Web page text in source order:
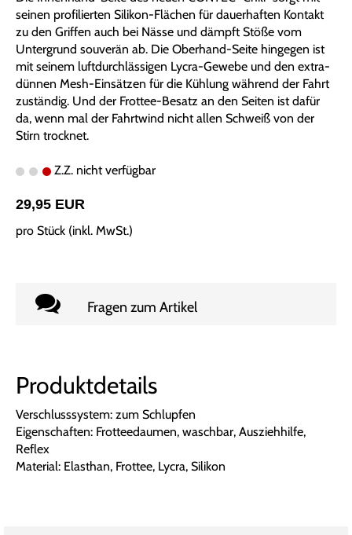
seinen profilierten Silikon-Flächen für dauerhaften Kontakt
zu den Griffen auch bei Nässe und dämpft Stöße vom
Untergrund souverän ab. Die Oberhand-Seite hingegen ist
mit seinem luftdurchlässigen Lycra-Gewebe und den extra-
dünnen Mesh-Einsätzen für die Kühlung während der Fahrt
zuständig. Und der Frottee-Besatz an den Seiten ist dafür
da, wenn mal der Fahrtwind nicht allen Schweiß von der
Stirn trocknet.
Z.Z. nicht verfügbar
29,95 EUR
pro Stück (inkl. MwSt.)
Fragen zum Artikel
Produktdetails
Verschlusssystem: zum Schlupfen
Eigenschaften: Frotteedaumen, waschbar, Ausziehhilfe,
Reflex
Material: Elasthan, Frottee, Lycra, Silikon